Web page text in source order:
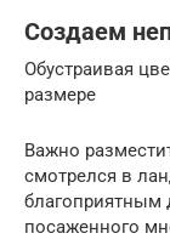
Создаем
Обустраивая
размере
Важно
смотрелся в
благоприятным
посаженного